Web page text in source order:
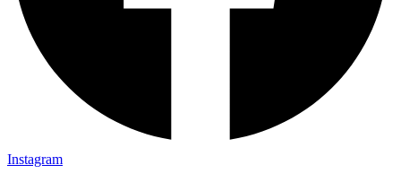
Instagram